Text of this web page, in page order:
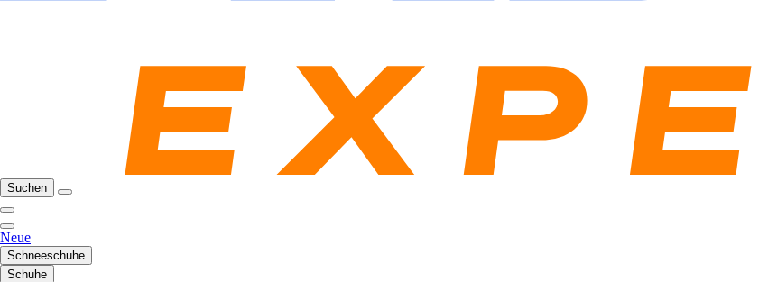
Suchen
Neue
Schneeschuhe
Schuhe